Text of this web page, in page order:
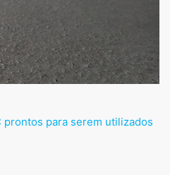
prontos para serem utilizados